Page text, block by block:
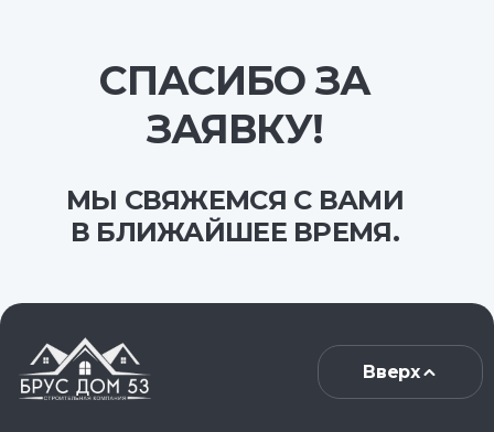
СПАСИБО ЗА
ЗАЯВКУ!
МЫ СВЯЖЕМСЯ С ВАМИ
В БЛИЖАЙШЕЕ ВРЕМЯ.
Вверх